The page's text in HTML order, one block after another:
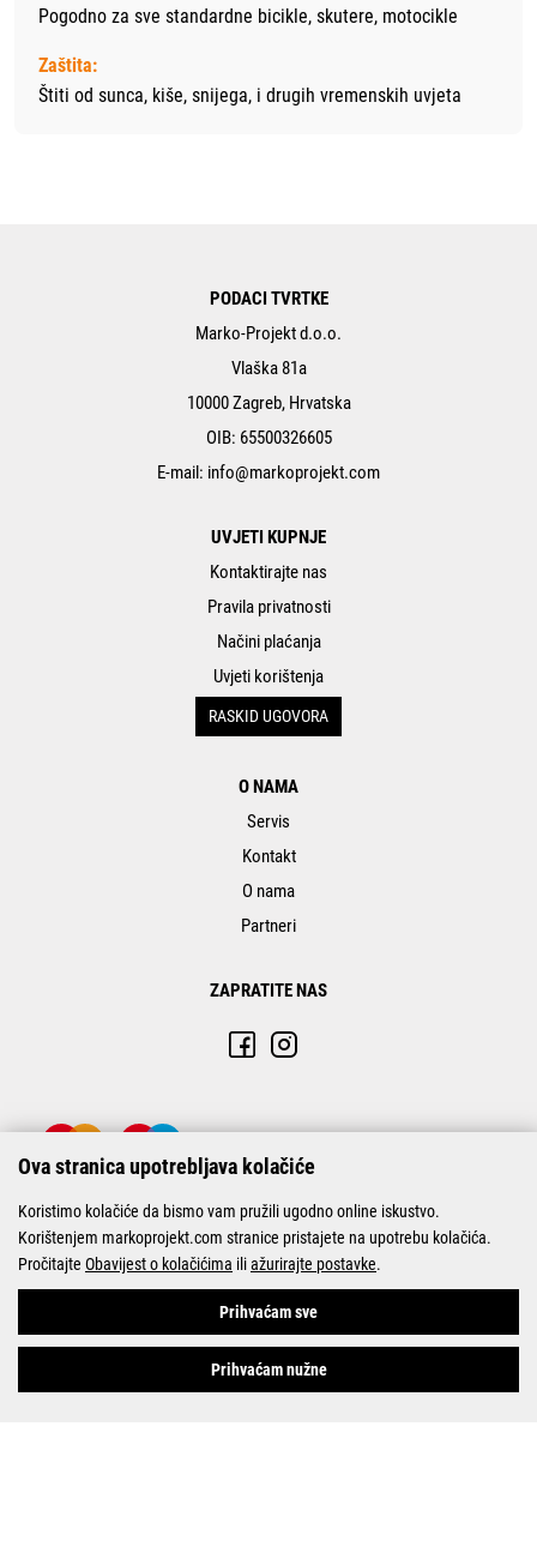
Pogodno za sve standardne bicikle, skutere, motocikle
Zaštita:
Štiti od sunca, kiše, snijega, i drugih vremenskih uvjeta
PODACI TVRTKE
Marko-Projekt d.o.o.
Vlaška 81a
10000 Zagreb, Hrvatska
OIB: 65500326605
E-mail: info@markoprojekt.com
UVJETI KUPNJE
Kontaktirajte nas
Pravila privatnosti
Načini plaćanja
Uvjeti korištenja
RASKID UGOVORA
O NAMA
Servis
Kontakt
O nama
Partneri
ZAPRATITE NAS
© Marko-Projekt 2026
Ova stranica upotrebljava kolačiće
Koristimo kolačiće da bismo vam pružili ugodno online iskustvo.
Korištenjem markoprojekt.com stranice pristajete na upotrebu kolačića.
Pročitajte Obavijest o kolačićima iliažurirajte postavke.
Prihvaćam sve
Prihvaćam nužne